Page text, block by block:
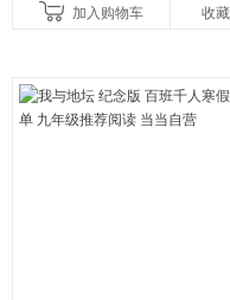
加入购物车
收藏